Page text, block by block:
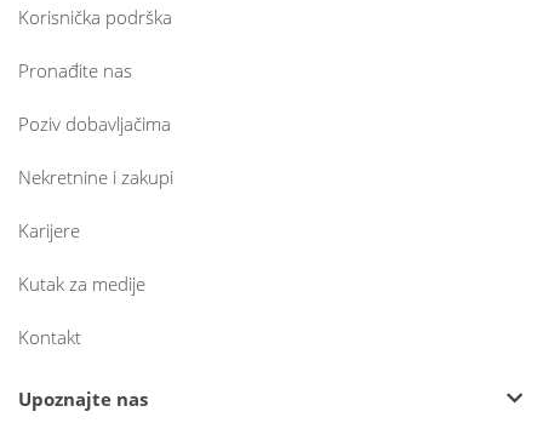
Korisnička podrška
Pronađite nas
Poziv dobavljačima
Nekretnine i zakupi
Karijere
Kutak za medije
Kontakt
Upoznajte nas